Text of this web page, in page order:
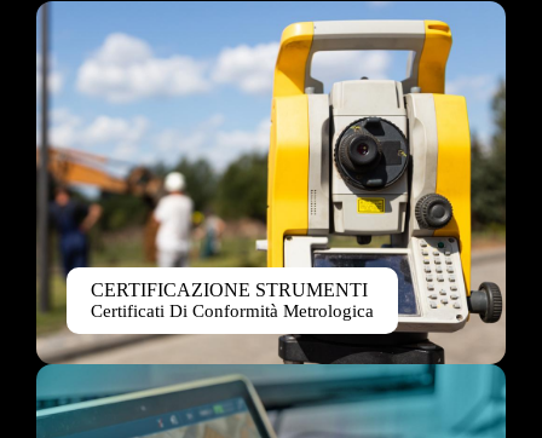
CERTIFICAZIONE STRUMENTI
Certificati Di Conformità Metrologica